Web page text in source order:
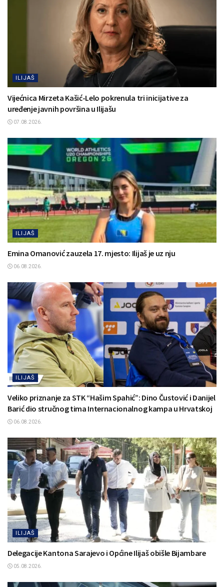
ILIJAŠ
Vijećnica Mirzeta Kašić-Lelo pokrenula tri inicijative za
uređenje javnih površina u Ilijašu
07.08.2026.
ILIJAŠ
Emina Omanović zauzela 17. mjesto: Ilijaš je uz nju
06.08.2026.
ILIJAŠ
Veliko priznanje za STK “Hašim Spahić”: Dino Čustović i Danijel
Barić dio stručnog tima Internacionalnog kampa u Hrvatskoj
06.08.2026.
ILIJAŠ
Delegacije Kantona Sarajevo i Općine Ilijaš obišle Bijambare
05.08.2026.